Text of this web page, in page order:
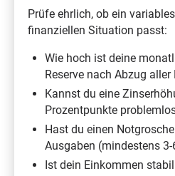
Prüfe ehrlich, ob ein
finanziellen Situation passt:
Wie hoch ist deine
Reserve nach Abzug aller
Kannst du eine
Prozentpunkte
Hast du einen
Ausgaben (mindestens
Ist dein Einkommen